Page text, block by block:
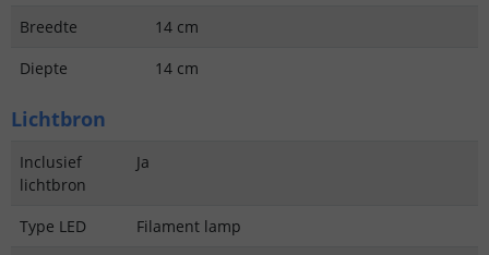
Breedte
14 cm
Diepte
14 cm
Lichtbron
Inclusief
lichtbron
Ja
Type LED
Filament lamp